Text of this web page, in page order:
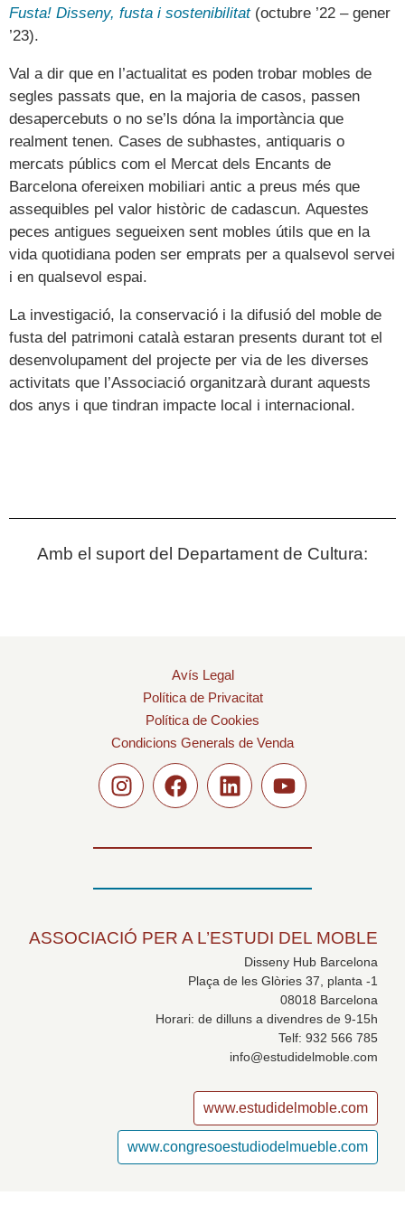
Fusta! Disseny, fusta i sostenibilitat(octubre ’22 – gener
’23).
Val a dir que en l’actualitat es poden trobar mobles de
segles passats que, en la majoria de casos, passen
desapercebuts o no se’ls dóna la importància que
realment tenen. Cases de subhastes, antiquaris o
mercats públics com el Mercat dels Encants de
Barcelona ofereixen mobiliari antic a preus més que
assequibles pel valor històric de cadascun. Aquestes
peces antigues segueixen sent mobles útils que en la
vida quotidiana poden ser emprats per a qualsevol servei
i en qualsevol espai.
La investigació, la conservació i la difusió del moble de
fusta del patrimoni català estaran presents durant tot el
desenvolupament del projecte per via de les diverses
activitats que l’Associació organitzarà durant aquests
dos anys i que tindran impacte local i internacional.
Amb el suport del Departament de Cultura:
Avís Legal
Política de Privacitat
Política de Cookies
Condicions Generals de Venda
ASSOCIACIÓ PER A L’ESTUDI DEL MOBLE
Disseny Hub Barcelona
Plaça de les Glòries 37, planta -1
08018 Barcelona
Horari: de dilluns a divendres de 9-15h
Telf: 932 566 785
info@estudidelmoble.com
www.estudidelmoble.com
www.congresoestudiodelmueble.com